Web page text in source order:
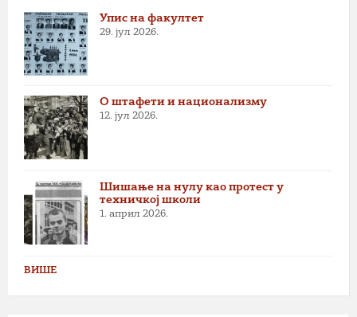
Упис на факултет
29. јул 2026.
О штафети и национализму
12. јул 2026.
Шишање на нулу као протест у
техничкој школи
1. април 2026.
ВИШЕ